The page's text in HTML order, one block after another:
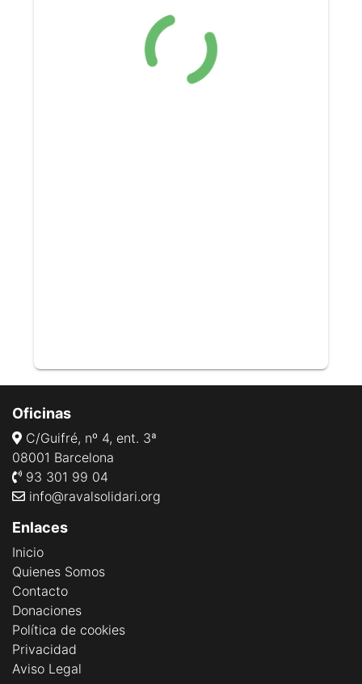
Oficinas
C/Guifré, nº 4, ent. 3ª
08001 Barcelona
93 301 99 04
info@ravalsolidari.org
Enlaces
Inicio
Quienes Somos
Contacto
Donaciones
Política de cookies
Privacidad
Aviso Legal